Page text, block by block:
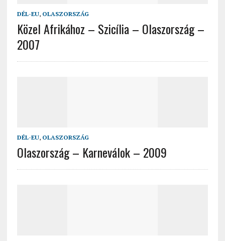
DÉL-EU, OLASZORSZÁG
Közel Afrikához – Szicília – Olaszország –
2007
DÉL-EU, OLASZORSZÁG
Olaszország – Karneválok – 2009